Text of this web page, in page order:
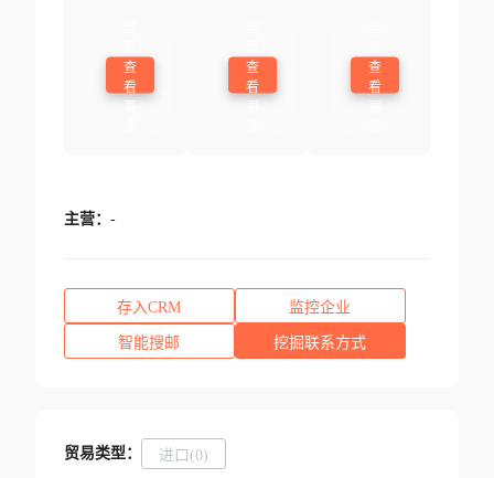
查
看
查
看
查
看
主营： -
存入CRM 监控企业
智能搜邮 挖掘联系方式
贸易类型： 进口(0)